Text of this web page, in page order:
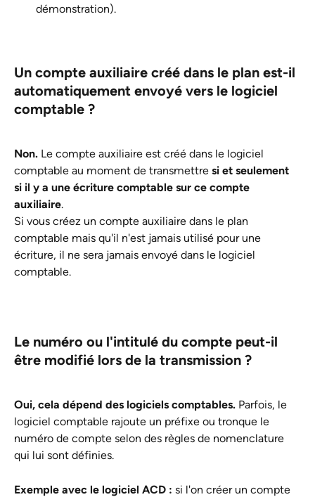
démonstration).
Un compte auxiliaire créé dans le plan est-il
automatiquement envoyé vers le logiciel
comptable ?
Non. Le compte auxiliaire est créé dans le logiciel
comptable au moment de transmettre si et seulement
si il y a une écriture comptable sur ce compte
auxiliaire.
Si vous créez un compte auxiliaire dans le plan
comptable mais qu'il n'est jamais utilisé pour une
écriture, il ne sera jamais envoyé dans le logiciel
comptable.
Le numéro ou l'intitulé du compte peut-il
être modifié lors de la transmission ?
Oui, cela dépend des logiciels comptables. Parfois, le
logiciel comptable rajoute un préfixe ou tronque le
numéro de compte selon des règles de nomenclature
qui lui sont définies.
Exemple avec le logiciel ACD : si l'on créer un compte